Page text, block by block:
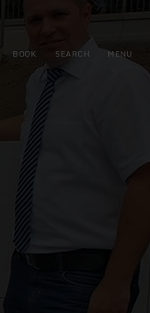
BOOK SEARCH MENU